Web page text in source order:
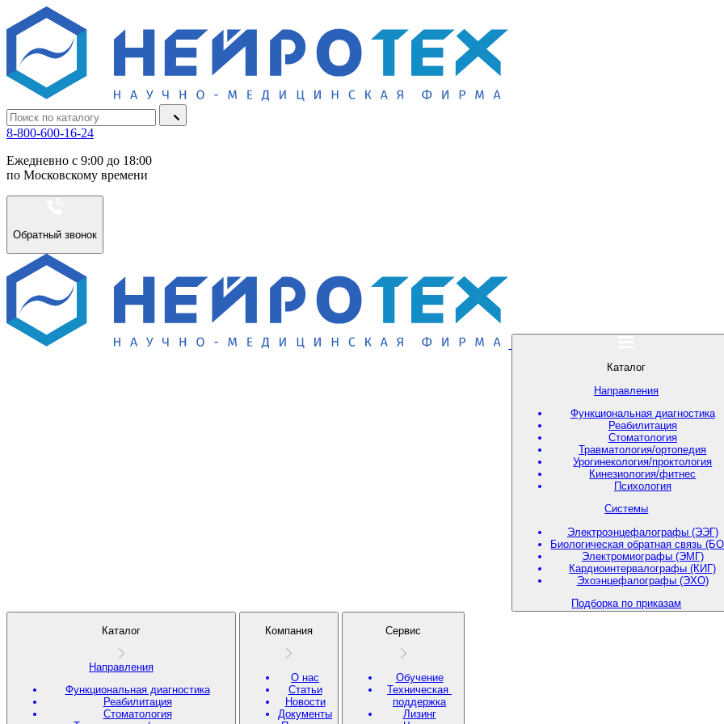
8-800-600-16-24
Ежедневно с 9:00 до 18:00
по Московскому времени
Обратный звонок
Каталог
Направления
Функциональная диагностика
Реабилитация
Стоматология
Травматология/ортопедия
Урогинекология/проктология
Кинезиология/фитнес
Психология
Системы
Электроэнцефалографы (ЭЭГ)
Биологическая обратная связь
Электромиографы (ЭМГ)
Кардиоинтервалографы (КИГ)
Эхоэнцефалографы (ЭХО)
Подборка по приказам
Каталог
Направления
Функциональная диагностика
Реабилитация
Стоматология
Компания
О нас
Статьи
Новости
Документы
Сервис
Обучение
Техническая
поддержка
Лизинг